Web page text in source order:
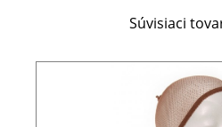
Súvisiaci